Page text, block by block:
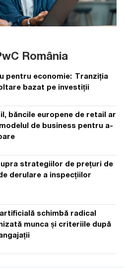
România
pentru economie: Tranziția
bazat pe investiții
băncile europene de retail ar
de business pentru a-
strategiilor de prețuri de
derulare a inspecțiilor
schimbă radical
munca și criteriile după